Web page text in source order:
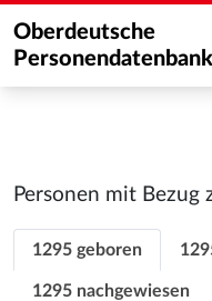
Oberdeutsche
Personendatenbank
Personen mit Bezug
1295 geboren
1295 nachgewiesen